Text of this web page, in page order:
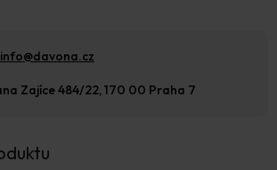
info@davona.cz
Zajíce 484/22, 170 00 Praha 7